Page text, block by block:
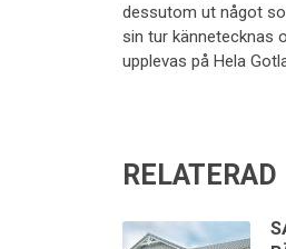
dessutom ut något
sin tur kännetecknas
upplevas på Hela
RELATERAD